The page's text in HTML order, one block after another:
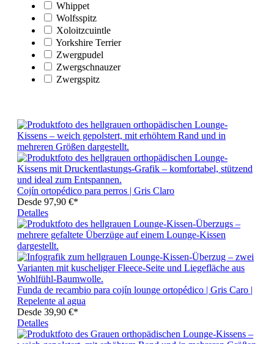
Whippet
Wolfsspitz
Xoloitzcuintle
Yorkshire Terrier
Zwergpudel
Zwergschnauzer
Zwergspitz
Cojín ortopédico para perros | Gris Claro
Desde 97,90 €*
Detalles
Funda de recambio para cojín lounge ortopédico | Gris Caro |
Repelente al agua
Desde 39,90 €*
Detalles